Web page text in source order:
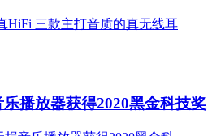
播放器获得2020黑金科技奖